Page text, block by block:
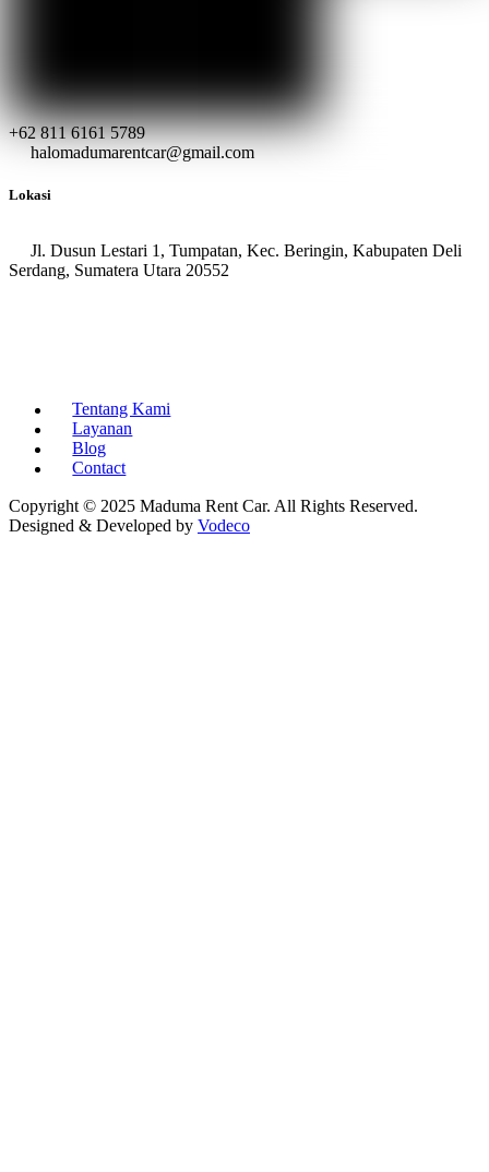
+62 811 6161 5789
halomadumarentcar@gmail.com
Lokasi
Jl. Dusun Lestari 1, Tumpatan, Kec. Beringin, Kabupaten Deli
Serdang, Sumatera Utara 20552
Tentang Kami
Layanan
Blog
Contact
Copyright © 2025 Maduma Rent Car. All Rights Reserved.
Designed & Developed by Vodeco